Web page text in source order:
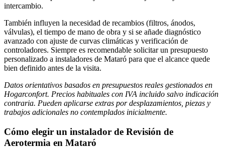
intercambio.
También influyen la necesidad de recambios (filtros, ánodos,
válvulas), el tiempo de mano de obra y si se añade diagnóstico
avanzado con ajuste de curvas climáticas y verificación de
controladores. Siempre es recomendable solicitar un presupuesto
personalizado a instaladores de Mataró para que el alcance quede
bien definido antes de la visita.
Datos orientativos basados en presupuestos reales gestionados en
Hogarconfort. Precios habituales con IVA incluido salvo indicación
contraria. Pueden aplicarse extras por desplazamientos, piezas y
trabajos adicionales no contemplados inicialmente.
Cómo elegir un instalador de Revisión de
Aerotermia en Mataró